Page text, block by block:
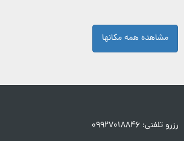
مشاهده همه مکانها
رزرو تلفنی: ۰۹۹۲۷۰۱۸۸۴۶